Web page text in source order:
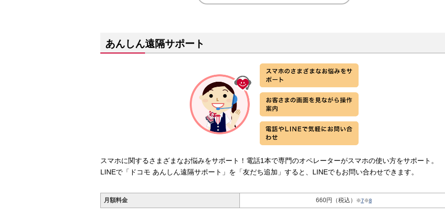
あんしん遠隔サポート
スマホに関するさまざまなお悩みをサポート！電話1本で専門のオペレーターがスマホの使い方をサポート。
LINEで「ドコモ あんしん遠隔サポート」を「友だち追加」すると、LINEでもお問い合わせできます。
月額料金 660円（税込） ※7※8